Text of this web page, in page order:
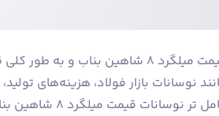
8 شاهین بناب و به طور کلی قیمت بقیه سایزهای
نوسانات بازار فولاد، هزینه‌های
کامل تر